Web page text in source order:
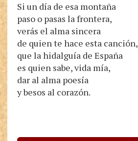
Si un día de esa montaña
paso o pasas la frontera,
verás el alma sincera
de quien te hace esta canción,
que la hidalguía de España
es quien sabe, vida mía,
dar al alma poesía
y besos al corazón.